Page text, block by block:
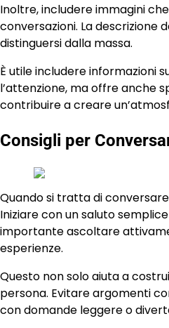
Inoltre, includere immagini
conversazioni. La
distinguersi dalla massa.
È utile includere informazioni
l’attenzione, ma offre anche
contribuire a creare
Consigli per
Quando si tratta di
Iniziare con un saluto
importante ascoltare
esperienze.
Questo non solo aiuta a
persona. Evitare argomenti
con domande leggere o